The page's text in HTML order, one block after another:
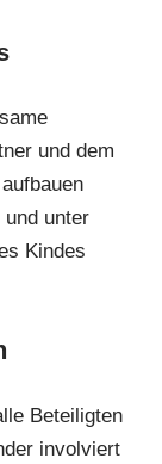
und dem
unter
Kindes
Beteiligten
involviert